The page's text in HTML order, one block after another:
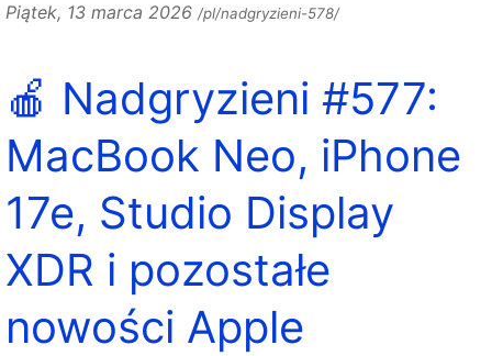
Piątek, 13 marca 2026 /pl/nadgryzieni-578/
🍎 Nadgryzieni #577:
MacBook Neo, iPhone
17e, Studio Display
XDR i pozostałe
nowości Apple